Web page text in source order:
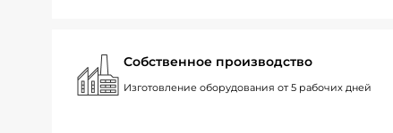
Собственное производство
Изготовление оборудования от 5 рабочих дней